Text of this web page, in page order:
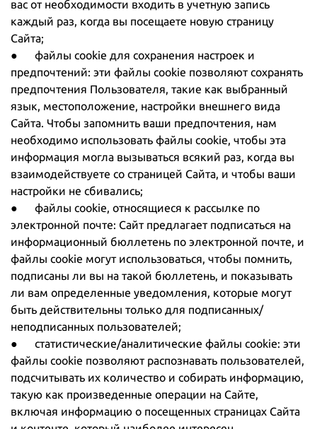
вас от необходимости входить в учетную запись
каждый раз, когда вы посещаете новую страницу
Сайта;
● файлы cookie для сохранения настроек и
предпочтений: эти файлы cookie позволяют сохранять
предпочтения Пользователя, такие как выбранный
язык, местоположение, настройки внешнего вида
Сайта. Чтобы запомнить ваши предпочтения, нам
необходимо использовать файлы cookie, чтобы эта
информация могла вызываться всякий раз, когда вы
взаимодействуете со страницей Сайта, и чтобы ваши
настройки не сбивались;
● файлы cookie, относящиеся к рассылке по
электронной почте: Сайт предлагает подписаться на
информационный бюллетень по электронной почте, и
файлы cookie могут использоваться, чтобы помнить,
подписаны ли вы на такой бюллетень, и показывать
ли вам определенные уведомления, которые могут
быть действительны только для подписанных/
неподписанных пользователей;
● статистические/аналитические файлы cookie: эти
файлы cookie позволяют распознавать пользователей,
подсчитывать их количество и собирать информацию,
такую как произведенные операции на Сайте,
включая информацию о посещенных страницах Сайта